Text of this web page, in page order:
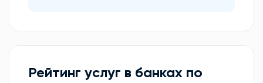
Рейтинг услуг в банках по